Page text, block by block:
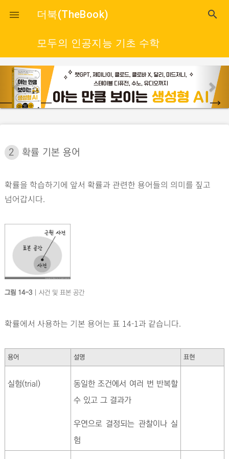
close
 더북(TheBook) search
모두의 인공지능 기초 수학
p
r
e
o
u
e
x
2 확률 기본 용어
확률을 학습하기에 앞서 확률과 관련한 용어들의 의미를 짚고
넘어갑시다.
그림 14-3| 사건 및 표본 공간
확률에서 사용하는 기본 용어는 표 14-1과 같습니다.
용어 설명 표현
실험(trial)
동일한 조건에서 여러 번 반복할
수 있고 그 결과가
우연으로 결정되는 관찰이나 실
험